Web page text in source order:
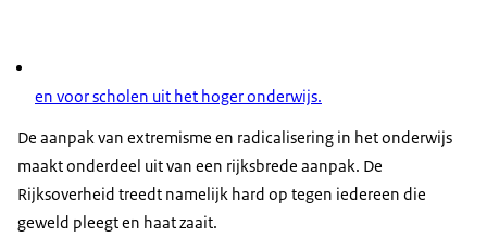
en voor scholen uit het hoger onderwijs.
De aanpak van extremisme en radicalisering in het onderwijs
maakt onderdeel uit van een rijksbrede aanpak. De
Rijksoverheid treedt namelijk hard op tegen iedereen die
geweld pleegt en haat zaait.